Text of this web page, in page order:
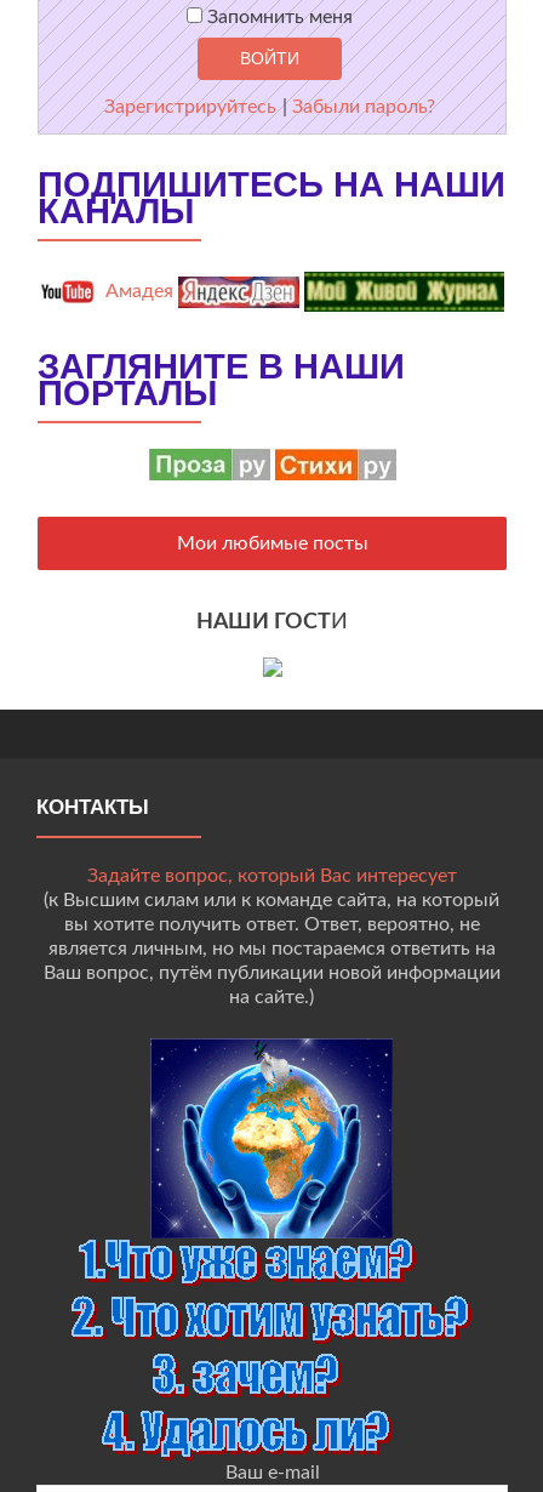
Запомнить меня
Зарегистрируйтесь |Забыли пароль?
ПОДПИШИТЕСЬ НА НАШИ
КАНАЛЫ
Амадея
ЗАГЛЯНИТЕ В НАШИ
ПОРТАЛЫ
Мои любимые посты
НАШИ ГОСТ И
КОНТАКТЫ
Задайте вопрос, который Вас интересует
(к Высшим силам или к команде сайта, на который
вы хотите получить ответ. Ответ, вероятно, не
является личным, но мы постараемся ответить на
Ваш вопрос, путём публикации новой информации
на сайте.)
Ваш e-mail